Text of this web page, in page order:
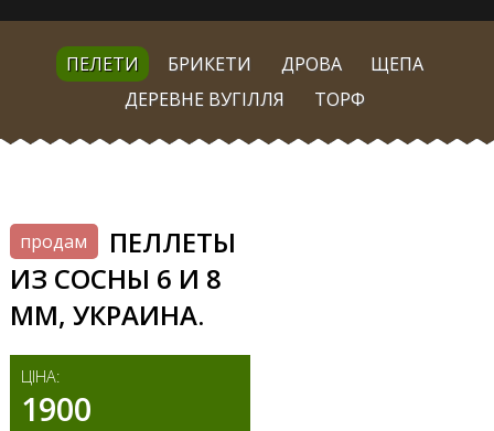
ПЕЛЕТИ БРИКЕТИ ДРОВА
ЩЕПА
ДЕРЕВНЕ ВУГІЛЛЯ
ТОРФ
продам
ПЕЛЛЕТЫ
ИЗ СОСНЫ 6 И 8
ММ, УКРАИНА.
ЦІНА:
1900